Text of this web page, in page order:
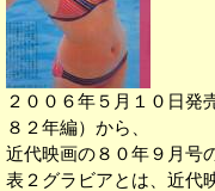
２００６年５月１０日発
８２年編）から、
近代映画の８０年９月号
表２グラビアとは、近代